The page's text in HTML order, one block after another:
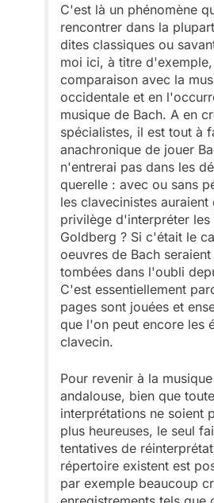
C'est là un phénomène
rencontrer dans la
dites classiques ou
moi ici, à titre
comparaison avec la
occidentale et en
musique de Bach. A en
spécialistes, il est tout à
anachronique de jouer
n'entrerai pas dans les
querelle : avec ou sans
les clavecinistes auraient
privilège d'interpréter les
Goldberg ? Si c'était le
oeuvres de Bach
tombées dans l'oubli
C'est essentiellement
pages sont jouées et
que l'on peut encore les
clavecin.
Pour revenir à la
andalouse, bien que
interprétations ne soient
plus heureuses, le seul
tentatives de
répertoire existent est
par exemple beaucoup